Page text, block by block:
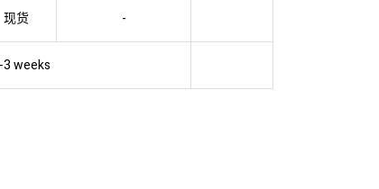
现货 -
weeks